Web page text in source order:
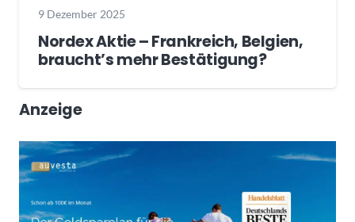
9 Dezember 2025
Nordex Aktie – Frankreich, Belgien,
braucht’s mehr Bestätigung?
Anzeige